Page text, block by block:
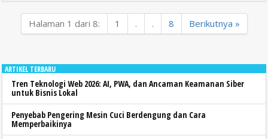
Halaman 1 dari 8: 1 . . 8 Berikutnya »
ARTIKEL TERBARU
Tren Teknologi Web 2026: AI, PWA, dan Ancaman Keamanan Siber
untuk Bisnis Lokal
Penyebab Pengering Mesin Cuci Berdengung dan Cara
Memperbaikinya